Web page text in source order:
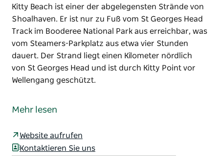
Kitty Beach ist einer der abgelegensten Strände von
Shoalhaven. Er ist nur zu Fuß vom St Georges Head
Track im Booderee National Park aus erreichbar, was
vom Steamers-Parkplatz aus etwa vier Stunden
dauert. Der Strand liegt einen Kilometer nördlich
von St Georges Head und ist durch Kitty Point vor
Wellengang geschützt.
Shoalhaven. Er ist nur zu Fuß vom St Georges Head
dauert. Der Strand liegt einen Kilometer nördlich
von St Georges Head und ist durch Kitty Point vor
Mehr lesen
Website aufrufen
Kontaktieren Sie uns